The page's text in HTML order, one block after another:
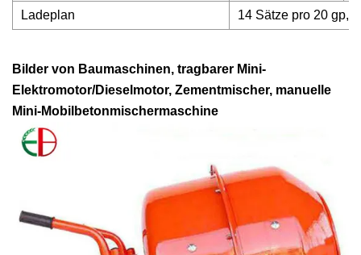
Ladeplan 14 Sätze pro 20 gp,
Bilder von Baumaschinen, tragbarer Mini-
Elektromotor/Dieselmotor, Zementmischer, manuelle
Mini-Mobilbetonmischermaschine